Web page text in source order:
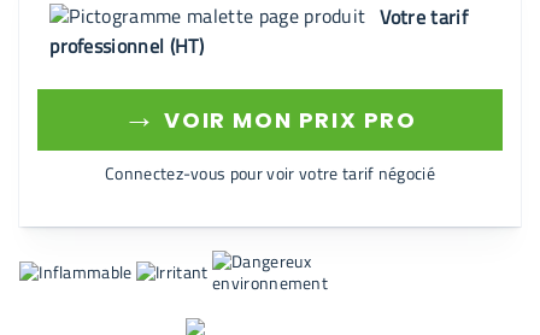
Votre tarif
professionnel (HT)
→ VOIR MON PRIX PRO
Connectez-vous pour voir votre tarif négocié